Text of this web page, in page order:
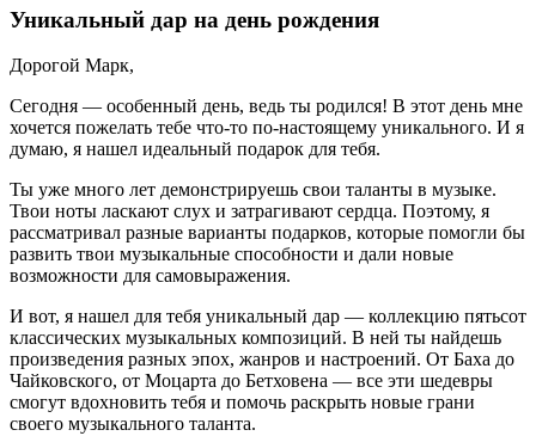
Уникальный дар на день рождения
Дорогой Марк,
Сегодня — особенный день, ведь ты родился! В этот день мне
хочется пожелать тебе что-то по-настоящему уникального. И я
думаю, я нашел идеальный подарок для тебя.
Ты уже много лет демонстрируешь свои таланты в музыке.
Твои ноты ласкают слух и затрагивают сердца. Поэтому, я
рассматривал разные варианты подарков, которые помогли бы
развить твои музыкальные способности и дали новые
возможности для самовыражения.
И вот, я нашел для тебя уникальный дар — коллекцию пятьсот
классических музыкальных композиций. В ней ты найдешь
произведения разных эпох, жанров и настроений. От Баха до
Чайковского, от Моцарта до Бетховена — все эти шедевры
смогут вдохновить тебя и помочь раскрыть новые грани
своего музыкального таланта.